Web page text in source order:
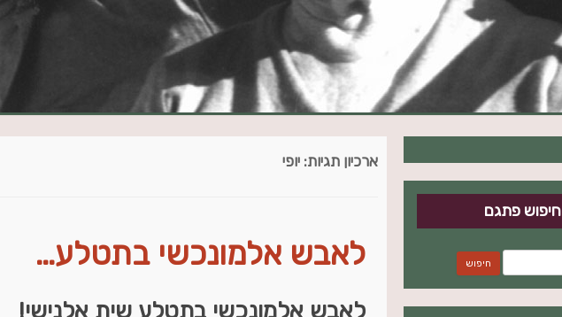
ארכיון תגיות: יופי
לאבש אלמונכשי בתטלע…
לאבש אלמונכשי בתטלע שית אלנישי!
חיפוש פתגם